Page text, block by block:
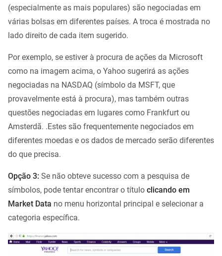
(especialmente as mais populares) são negociadas em
várias bolsas em diferentes países. A troca é mostrada no
lado direito de cada item sugerido.
Por exemplo, se estiver à procura de ações da Microsoft
como na imagem acima, o Yahoo sugerirá as ações
negociadas na NASDAQ (símbolo da MSFT, que
provavelmente está à procura), mas também outras
questões negociadas em lugares como Frankfurt ou
Amsterdã. .Estes são frequentemente negociados em
diferentes moedas e os dados de mercado serão diferentes
do que precisa.
Opção 3: Se não obteve sucesso com a pesquisa de
símbolos, pode tentar encontrar o título clicando em
Market Data no menu horizontal principal e selecionar a
categoria específica.